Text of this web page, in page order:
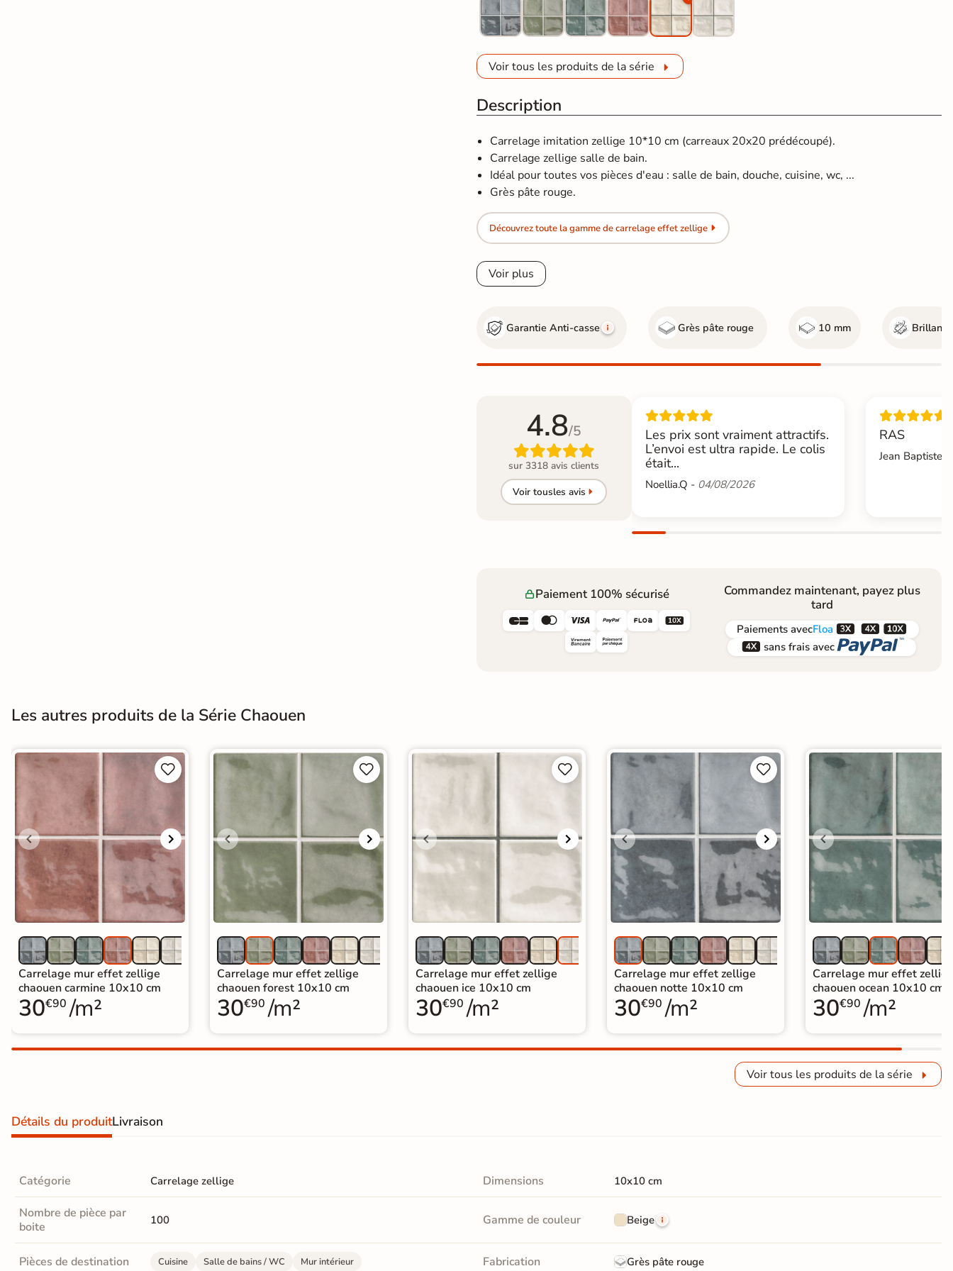
mural
intérieur
PAR FORME &
DIMENSION
Carrelage
hexagonal
Carrelage très
grand format
Carrelage extra fin
Voir tous les
formats
PAR FINITION
Carrelage brillant
GRATUITS
Échantillons
GRATUITS
Voir tous les produits de la série
Description
Carrelage imitation zellige 10*10 cm (carreaux 20x20 prédécoupé).
Carrelage zellige salle de bain.
Idéal pour toutes vos pièces d'eau : salle de bain, douche, cuisine, wc, ...
Grès pâte rouge.
Découvrez toute la gamme de carrelage effet zellige
Voir plus
Garantie Anti-casse Grès pâte rouge 10 mm Brillant
4.8/5

sur 3318 avis clients
Voir tousles avis
Les prix sont vraiment attractifs.
L’envoi est ultra rapide. Le colis
était...
Noellia.Q - 04/08/2026
RAS
Jean
Paiement 100% sécurisé
     
Commandez maintenant, payez plus
tard
PaiementsavecFloa  
 sans frais avec 
Les autres produits de la Série Chaouen


Carrelage mur effet zellige
chaouen carmine 10x10 cm
30€90 /m²


Carrelage mur effet zellige
chaouen forest 10x10 cm
30€90 /m²


Carrelage mur effet zellige
chaouen ice 10x10 cm
30€90 /m²


Carrelage mur effet zellige
chaouen notte 10x10 cm
30€90 /m²
Carrelage mur effet
chaouen ocean 10x10 cm
30€90 /m²
Voir tous les produits de la série
Détails du produitLivraison
Catégorie Carrelage zellige Dimensions 10x10 cm
Nombre de pièce par
boite
100 Gamme de couleur Beige
Pièces de destination Cuisine Salle de bains / WC Mur intérieur Fabrication Grès pâte rouge